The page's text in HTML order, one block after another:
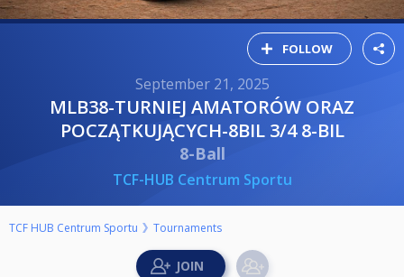
FOLLOW
September 21, 2025
MLB38-TURNIEJ AMATORÓW ORAZ
POCZĄTKUJĄCYCH-8BIL 3/4 8-BIL
8-Ball
TCF-HUB Centrum Sportu
TCF HUB Centrum Sportu Tournaments